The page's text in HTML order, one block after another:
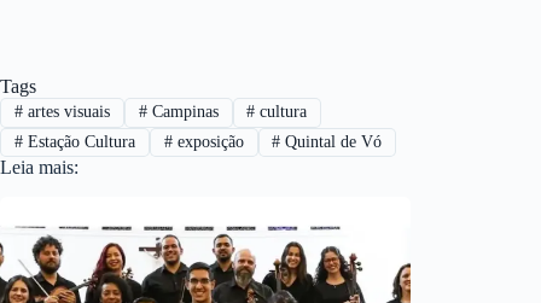
Tags
#artes visuais #Campinas # cultura
#Estação Cultura #exposição # Quintal de Vó
Leia mais: